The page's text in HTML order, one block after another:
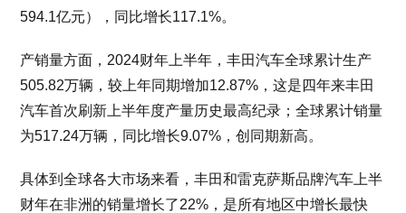
594.1亿元），同比增长117.1%。
产销量方面，2024财年上半年，丰田汽车全球累计生产
505.82万辆，较上年同期增加12.87%，这是四年来丰田
汽车首次刷新上半年度产量历史最高纪录；全球累计销量
为517.24万辆，同比增长9.07%，创同期新高。
具体到全球各大市场来看，丰田和雷克萨斯品牌汽车上半
财年在非洲的销量增长了22%，是所有地区中增长最快